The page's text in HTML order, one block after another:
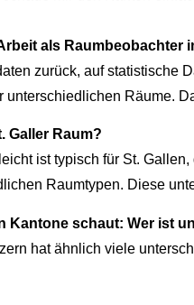
als Raumbeobachter
zurück, auf statistische
unterschiedlichen Räume.
Galler Raum?
ist typisch für St.
Raumtypen. Diese
Kantone schaut: Wer ist
hat ähnlich viele